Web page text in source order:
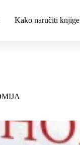
Kako naručiti knjige